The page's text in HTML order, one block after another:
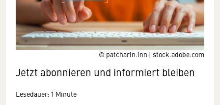
© patcharin.inn | stock.adobe.com
Jetzt abonnieren und informiert bleiben
Lesedauer: 1 Minute